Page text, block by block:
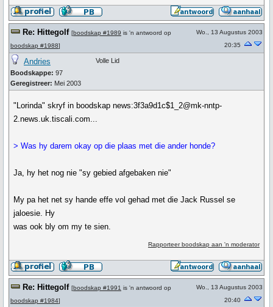
Re: Hittegolf [boodskap #1989 is 'n antwoord op
boodskap #1988]
Wo., 13 Augustus 2003
20:35
Andries
Boodskappe: 97
Geregistreer: Mei 2003
Volle Lid
"Lorinda" skryf in boodskap news:3f3a9d1c$1_2@mk-nntp-
2.news.uk.tiscali.com...
> Was hy darem okay op die plaas met die ander honde?
Ja, hy het nog nie "sy gebied afgebaken nie"
My pa het net sy hande effe vol gehad met die Jack Russel se
jaloesie. Hy
was ook bly om my te sien.
Rapporteer boodskap aan 'n moderator
Re: Hittegolf [boodskap #1991 is 'n antwoord op
boodskap #1984]
Wo., 13 Augustus 2003
20:40